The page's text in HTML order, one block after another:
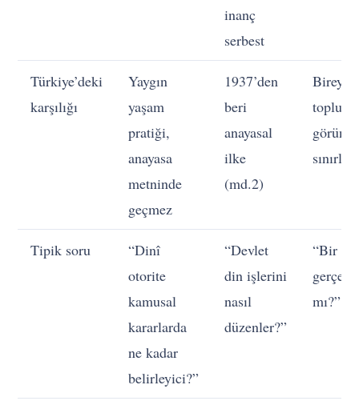
inanç
serbest
Türkiye’deki
karşılığı
Yaygın
yaşam
pratiği,
anayasa
metninde
geçmez
1937’den
beri
anayasal
ilke
(md.2)
sınırlı
Tipik soru
“Dinî
otorite
kamusal
kararlarda
ne kadar
belirleyici?”
“Devlet
din işlerini
nasıl
düzenler?”
“Bir
mı?”